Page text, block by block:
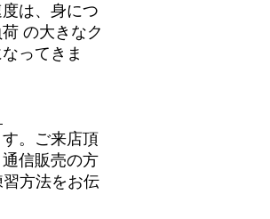
は、身につ
の大きなク
ってきま
。ご来店頂
信販売の方
方法をお伝